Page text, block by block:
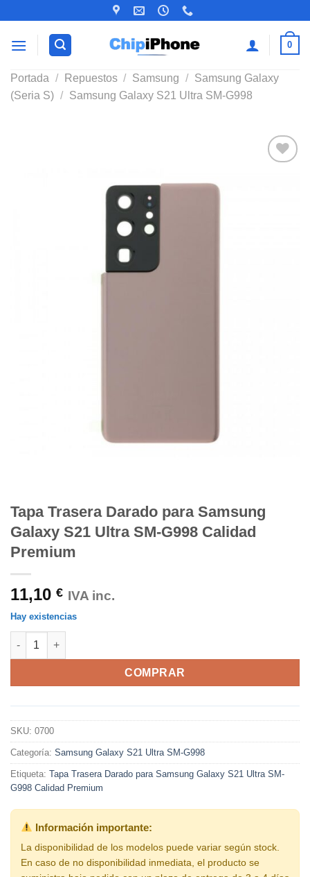
contenido
0
Portada / Repuestos / Samsung / Samsung Galaxy
(Seria S) / Samsung Galaxy S21 Ultra SM-G998
Tapa Trasera Darado para Samsung
Galaxy S21 Ultra SM-G998 Calidad
Premium
11,10 € IVA inc.
Hay existencias
Tapa Trasera Darado para Samsung Galaxy S21 Ultra SM-
COMPRAR
SKU: 0700
Categoría: Samsung Galaxy S21 Ultra SM-G998
Etiqueta: Tapa Trasera Darado para Samsung Galaxy S21 Ultra SM-
G998 Calidad Premium
Información importante:
La disponibilidad de los modelos puede variar según stock.
En caso de no disponibilidad inmediata, el producto se